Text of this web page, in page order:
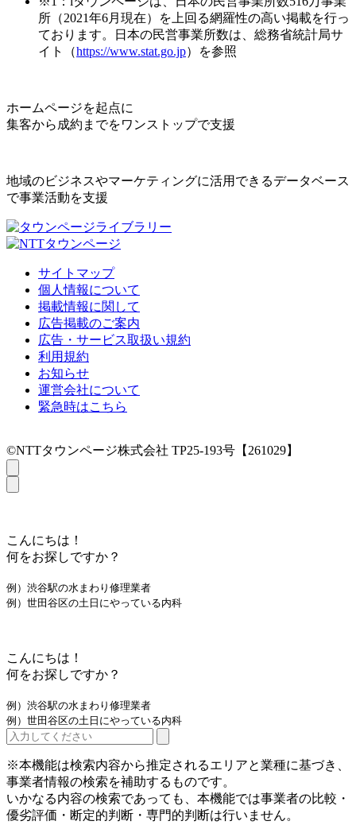
所（2021年6月現在）を上回る網羅性の高い掲載を行っ
ております。日本の民営事業所数は、総務省統計局サ
イト（https://www.stat.go.jp）を参照
ホームページを起点に
集客から成約までをワンストップで支援
地域のビジネスやマーケティングに活用できるデータベース
で事業活動を支援
サイトマップ
個人情報について
掲載情報に関して
広告掲載のご案内
広告・サービス取扱い規約
利用規約
お知らせ
運営会社について
緊急時はこちら
©NTTタウンページ株式会社 TP25-193号【261029】
こんにちは！
何をお探しですか？
例）渋谷駅の水まわり修理業者
例）世田谷区の土日にやっている内科
こんにちは！
何をお探しですか？
例）渋谷駅の水まわり修理業者
例）世田谷区の土日にやっている内科
※本機能は検索内容から推定されるエリアと業種に基づき、
事業者情報の検索を補助するものです。
いかなる内容の検索であっても、本機能では事業者の比較・
優劣評価・断定的判断・専門的判断は行いません。